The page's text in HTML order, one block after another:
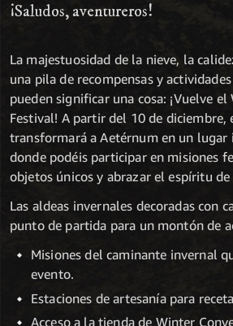
¡Saludos, aventureros!
La majestuosidad de la nieve, la
una pila de recompensas y
pueden significar una cosa: ¡Vuelve
Festival! A partir del 10 de diciembre,
transformará a Aetérnum en un
donde podéis participar en misiones
objetos únicos y abrazar el espíritu
Las aldeas invernales decoradas con
punto de partida para un montón de
Misiones del caminante invernal
evento.
Estaciones de artesanía para
Acceso a la tienda de Winter